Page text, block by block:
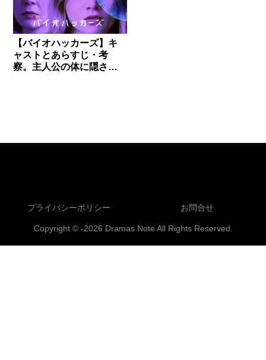
【バイオハッカーズ】キ
ャストとあらすじ・考
察。主人公の体に隠され